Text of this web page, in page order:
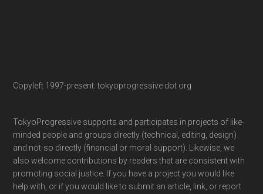
Copyleft 1997-present: tokyoprogressive dot org
TokyoProgressive supports and participates in projects of like-
minded people and groups directly (technical, editing, design)
and not-so directly (financial or moral support). Likewise, we
also welcome contributions by readers that are consistent with
promoting social justice. If you have a project you would like
help with, or if you would like to submit an article, link, or report